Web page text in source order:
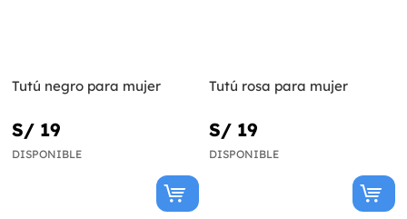
Tutú negro para mujer
S/ 19
DISPONIBLE
Tutú rosa para mujer
S/ 19
DISPONIBLE